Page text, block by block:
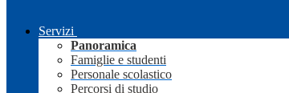
Servizi
Panoramica
Famiglie e studenti
Personale scolastico
Percorsi di studio